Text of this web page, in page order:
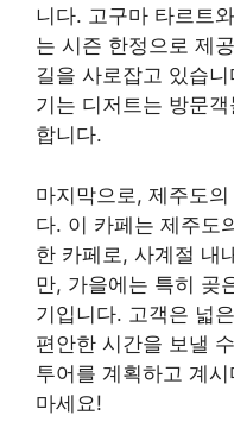
니다. 고구마 타르트
는 시즌 한정으로 제
길을 사로잡고 있습
기는 디저트는 방문
합니다.
마지막으로, 제주도의
다. 이 카페는 제주도
한 카페로, 사계절 내
만, 가을에는 특히 곶
기입니다. 고객은 넓
편안한 시간을 보낼
투어를 계획하고 계
마세요!